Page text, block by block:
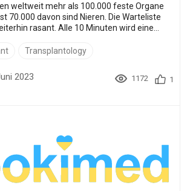
weltweit mehr als 100.000 feste Organe
70.000 davon sind Nieren. Die Warteliste
rasant. Alle 10 Minuten wird eine
suchen, sind dialysepflichtig,
verbessern und in den Alltag
Transplantology
2023 1172 1